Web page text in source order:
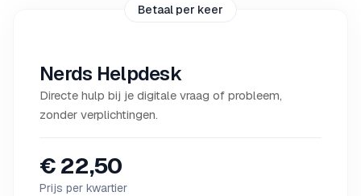
Nerds Helpdesk
Directe hulp bij je digitale vraag of probleem,
zonder verplichtingen.
€ 22,50
Prijs per kwartier
Betaal per keer